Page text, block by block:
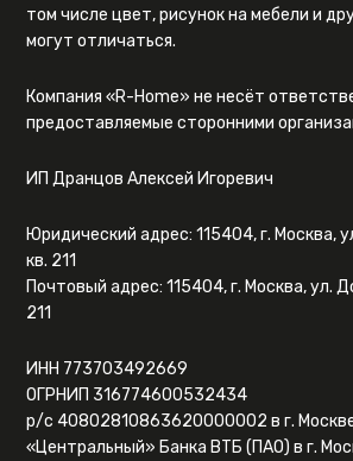
том числе цвет, рисунок на мебели и
могут отличаться.
Компания «R-Home» не несёт
предоставляемые сторонними
ИП Дранцов Алексей Игоревич
Юридический адрес: 115404, г. Москва,
кв. 211
Почтовый адрес: 115404, г. Москва, ул.
211
ИНН 773703492669
ОГРНИП 316774600532434
р/с 40802810863620000002 в г.
«Центральный» Банка ВТБ (ПАО) в г.